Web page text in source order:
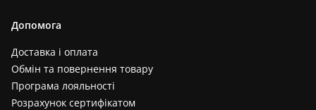
Допомога
Доставка і оплата
Обмін та повернення товару
Програма лояльності
Розрахунок сертифікатом